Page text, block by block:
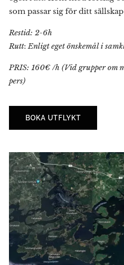
som passar sig för ditt sällskap
Restid: 2-6h
Rutt:Enligt eget önskemål i
PRIS: 160€ /h (Vid grupper om
pers)
BOKA UTFLYKT